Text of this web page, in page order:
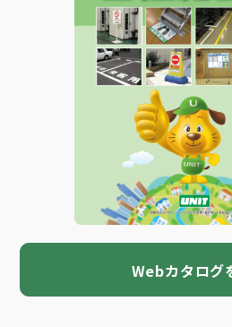
Webカタログ